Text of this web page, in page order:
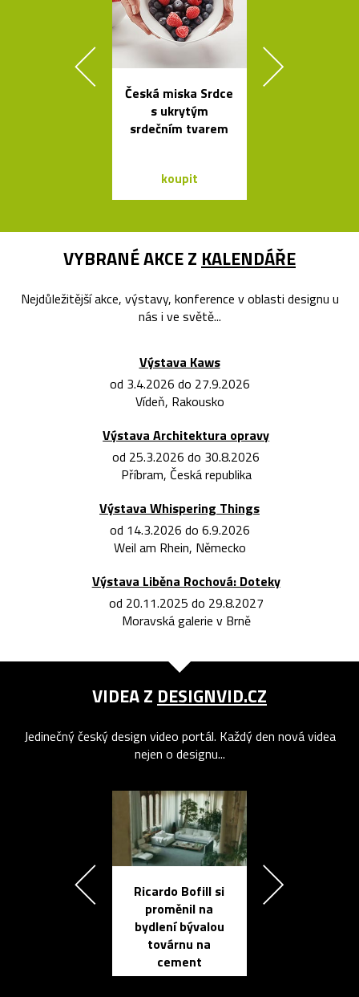
Česká miska Srdce
s ukrytým
srdečním tvarem
koupit
VYBRANÉ AKCE Z KALENDÁŘE
Nejdůležitější akce, výstavy, konference v oblasti designu u
nás i ve světě...
Výstava Kaws
od 3.4.2026 do 27.9.2026
Vídeň, Rakousko
Výstava Architektura opravy
od 25.3.2026 do 30.8.2026
Příbram, Česká republika
Výstava Whispering Things
od 14.3.2026 do 6.9.2026
Weil am Rhein, Německo
Výstava Liběna Rochová: Doteky
od 20.11.2025 do 29.8.2027
Moravská galerie v Brně
VIDEA Z DESIGNVID.CZ
Jedinečný český design video portál. Každý den nová videa
nejen o designu...
Ricardo Bofill si
proměnil na
bydlení bývalou
továrnu na
cement